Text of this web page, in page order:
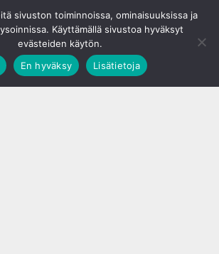
sivuston toiminnoissa, ominaisuuksissa ja
Käyttämällä sivustoa hyväksyt
evästeiden käytön.
En hyväksy Lisätietoja